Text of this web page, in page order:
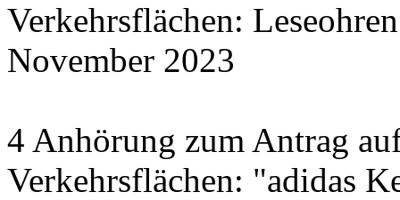
Verkehrsflächen:
November 2023
4 Anhörung zum Antrag
Verkehrsflächen: "adidas